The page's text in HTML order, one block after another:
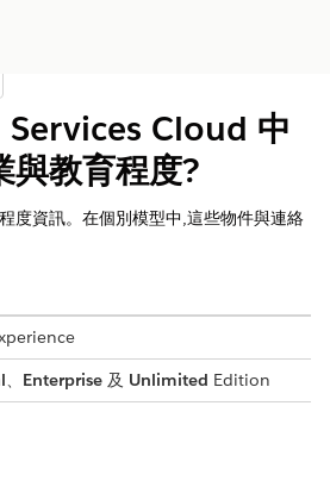
Cloud 中
與教育程度?
度資訊。在個別模型中,這些物件與連絡
、 Enterprise 及 Unlimited Edition